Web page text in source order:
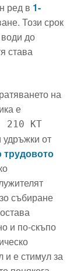
ред в 1-
Този срок
до
става
на
е
210 КТ
от
трудовото
събиране
и по-скъпо
и е стимул за